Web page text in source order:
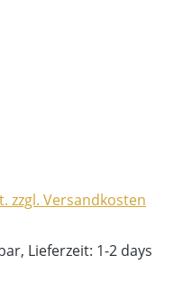
zzgl. Versandkosten
Lieferzeit: 1-2 days